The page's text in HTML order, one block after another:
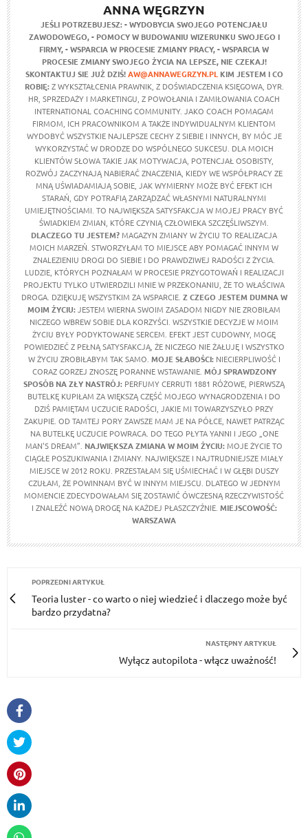
ANNA WĘGRZYN
JEŚLI POTRZEBUJESZ:- WYDOBYCIA SWOJEGO POTENCJAŁU
ZAWODOWEGO, - POMOCY W BUDOWANIU WIZERUNKU SWOJEGO I
FIRMY,- WSPARCIA W PROCESIE ZMIANY PRACY,- WSPARCIA W
PROCESIE ZMIANY SWOJEGO ŻYCIA NA LEPSZE, NIE CZEKAJ!
SKONTAKTUJ SIE JUŻ DZIŚ!AW@ANNAWEGRZYN.PL KIM JESTEM I CO
ROBIĘ:Z WYKSZTAŁCENIA PRAWNIK, Z DOŚWIADCZENIA KSIĘGOWA, DYR.
HR, SPRZEDAŻY I MARKETINGU, Z POWOŁANIA I ZAMIŁOWANIA COACH
INTERNATIONAL COACHING COMMUNITY. JAKO COACH POMAGAM
FIRMOM, ICH PRACOWNIKOM A TAKŻE INDYWIDUALNYM KLIENTOM
WYDOBYĆ WSZYSTKIE NAJLEPSZE CECHY Z SIEBIE I INNYCH, BY MÓC JE
WYKORZYSTAĆ W DRODZE DO WSPÓLNEGO SUKCESU. DLA MOICH
KLIENTÓW SŁOWA TAKIE JAK MOTYWACJA, POTENCJAŁ OSOBISTY,
ROZWÓJ ZACZYNAJĄ NABIERAĆ ZNACZENIA, KIEDY WE WSPÓŁPRACY ZE
MNĄ UŚWIADAMIAJĄ SOBIE, JAK WYMIERNY MOŻE BYĆ EFEKT ICH
STARAŃ, GDY POTRAFIĄ ZARZĄDZAĆ WŁASNYMI NATURALNYMI
UMIEJĘTNOŚCIAMI. TO NAJWIĘKSZA SATYSFAKCJA W MOJEJ PRACY BYĆ
ŚWIADKIEM ZMIAN, KTÓRE CZYNIĄ CZŁOWIEKA SZCZĘŚLIWSZYM.
DLACZEGO TU JESTEM?MAGAZYN ZMIANY W ŻYCIU TO REALIZACJA
MOICH MARZEŃ. STWORZYŁAM TO MIEJSCE ABY POMAGAĆ INNYM W
ZNALEZIENIU DROGI DO SIEBIE I DO PRAWDZIWEJ RADOŚCI Z ŻYCIA.
LUDZIE, KTÓRYCH POZNAŁAM W PROCESIE PRZYGOTOWAŃ I REALIZACJI
PROJEKTU TYLKO UTWIERDZILI MNIE W PRZEKONANIU, ŻE TO WŁAŚCIWA
DROGA. DZIĘKUJĘ WSZYSTKIM ZA WSPARCIE. Z CZEGO JESTEM DUMNA W
MOIM ŻYCIU:JESTEM WIERNA SWOIM ZASADOM NIGDY NIE ZROBIŁAM
NICZEGO WBREW SOBIE DLA KORZYŚCI. WSZYSTKIE DECYZJE W MOIM
ŻYCIU BYŁY PODYKTOWANE SERCEM. EFEKT JEST CUDOWNY, MOGĘ
POWIEDZIEĆ Z PEŁNĄ SATYSFAKCJĄ, ŻE NICZEGO NIE ŻAŁUJĘ I WSZYSTKO
W ŻYCIU ZROBIŁABYM TAK SAMO. MOJE SŁABOŚCI:NIECIERPLIWOŚĆ I
CORAZ GORZEJ ZNOSZĘ PORANNE WSTAWANIE. MÓJ SPRAWDZONY
SPOSÓB NA ZŁY NASTRÓJ: PERFUMY CERRUTI 1881 RÓŻOWE, PIERWSZĄ
BUTELKĘ KUPIŁAM ZA WIĘKSZĄ CZĘŚĆ MOJEGO WYNAGRODZENIA I DO
DZIŚ PAMIĘTAM UCZUCIE RADOŚCI, JAKIE MI TOWARZYSZYŁO PRZY
ZAKUPIE. OD TAMTEJ PORY ZAWSZE MAM JE NA PÓŁCE, NAWET PATRZĄC
NA BUTELKĘ UCZUCIE POWRACA. DO TEGO PŁYTA YANNI I JEGO „ONE
MAN'S DREAM”. NAJWIĘKSZA ZMIANA W MOIM ŻYCIU:MOJE ŻYCIE TO
CIĄGŁE POSZUKIWANIA I ZMIANY. NAJWIĘKSZE I NAJTRUDNIEJSZE MIAŁY
MIEJSCE W 2012 ROKU. PRZESTAŁAM SIĘ UŚMIECHAĆ I W GŁĘBI DUSZY
CZUŁAM, ŻE POWINNAM BYĆ W INNYM MIEJSCU. DLATEGO W JEDNYM
MOMENCIE ZDECYDOWAŁAM SIĘ ZOSTAWIĆ ÓWCZESNĄ RZECZYWISTOŚĆ
I ZNALEŹĆ NOWĄ DROGĘ NA KAŻDEJ PŁASZCZYŹNIE. MIEJSCOWOŚĆ:
WARSZAWA
POPRZEDNI ARTYKUŁ
Teoria luster - co warto o niej wiedzieć i dlaczego może być
bardzo przydatna?
NASTĘPNY ARTYKUŁ
Wyłącz autopilota - włącz uważność!